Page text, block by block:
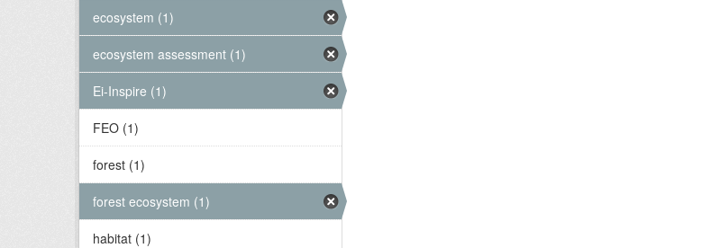
ecosystem (1)
ecosystem assessment (1)
Ei-Inspire (1)
FEO (1)
forest (1)
forest ecosystem (1)
habitat (1)